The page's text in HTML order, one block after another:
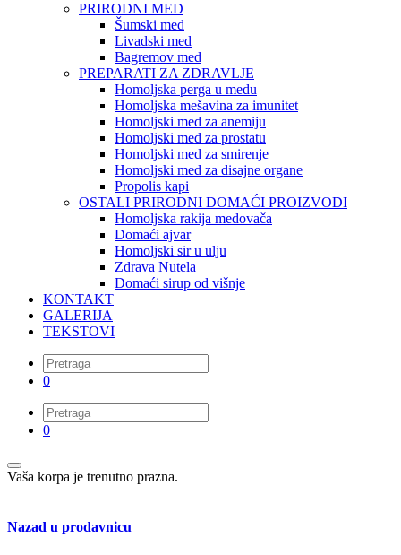
PRIRODNI MED
Šumski med
Livadski med
Bagremov med
PREPARATI ZA ZDRAVLJE
Homoljska perga u medu
Homoljska mešavina za imunitet
Homoljski med za anemiju
Homoljski med za prostatu
Homoljski med za smirenje
Homoljski med za disajne organe
Propolis kapi
OSTALI PRIRODNI DOMAĆI PROIZVODI
Homoljska rakija medovača
Domaći ajvar
Homoljski sir u ulju
Zdrava Nutela
Domaći sirup od višnje
KONTAKT
GALERIJA
TEKSTOVI
0
0
Vaša korpa je trenutno prazna.
Nazad u prodavnicu